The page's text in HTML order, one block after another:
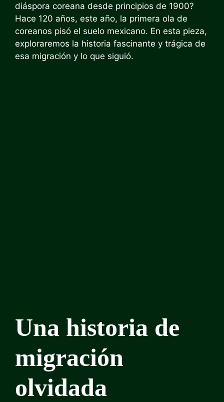
diáspora coreana desde principios de 1900?
Hace 120 años, este año, la primera ola de
coreanos pisó el suelo mexicano. En esta pieza,
exploraremos la historia fascinante y trágica de
esa migración y lo que siguió.
Una historia de
migración
olvidada